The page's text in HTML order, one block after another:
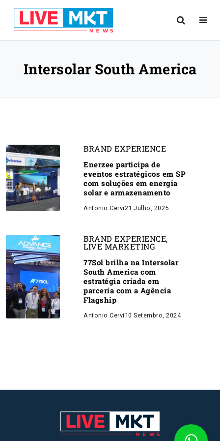
Intersolar South America
BRAND EXPERIENCE
Enerzee participa de
eventos estratégicos em SP
com soluções em energia
solar e armazenamento
Antonio Cervi21 Julho, 2025
BRAND EXPERIENCE,
LIVE MARKETING
77Sol brilha na Intersolar
South America com
estratégia criada em
parceria com a Agência
Flagship
Antonio Cervi 10 Setembro, 2024